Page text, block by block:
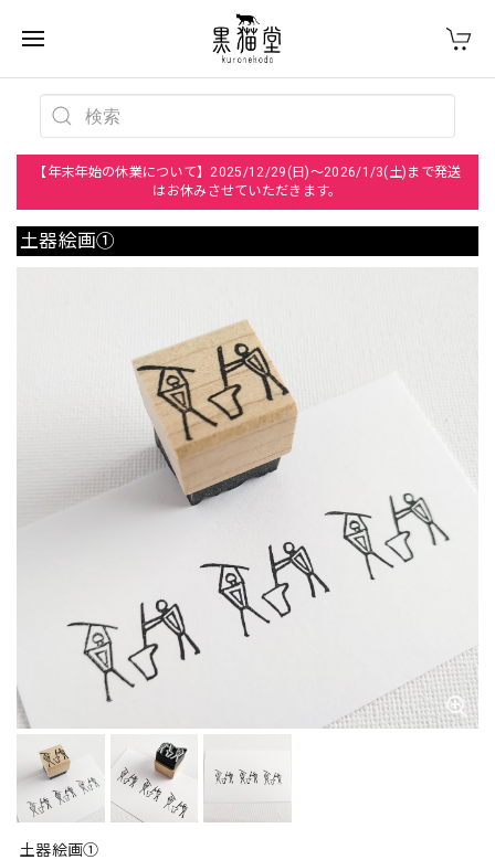
【年末年始の休業について】2025/12/29(日)～2026/1/3(土)まで発送
はお休みさせていただきます。
土器絵画①
土器絵画①